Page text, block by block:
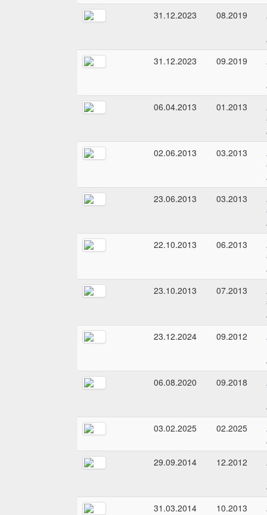
31.12.2023
08.2019
31.12.2023
09.2019
06.04.2013
01.2013
02.06.2013
03.2013
23.06.2013
03.2013
22.10.2013
06.2013
23.10.2013
07.2013
23.12.2024
09.2012
06.08.2020
09.2018
03.02.2025
02.2025
29.09.2014
12.2012
31.03.2014
10.2013